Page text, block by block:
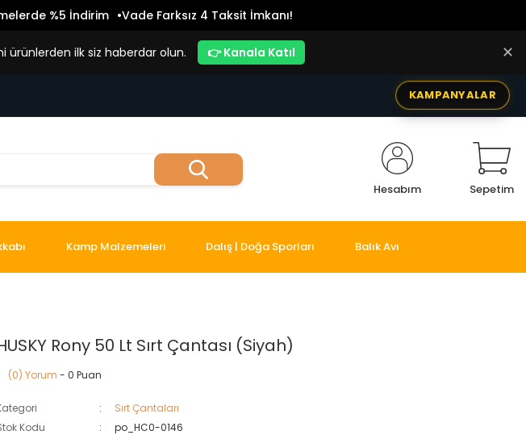
%5 İndirim Vade Farksız 4 Taksit İmkanı!
ürünlerden ilk siz haberdar olun. 👉 Kanala Katıl ✕
KAMPANYALAR
Hesabım Sepetim
Kamp Malzemeleri Dalış | Doğa Sporları Balık Avı
Rony 50 Lt Sırt Çantası (Siyah)
(0) Yorum - 0 Puan
Sırt Çantaları
Kodu
po_HC0-0146